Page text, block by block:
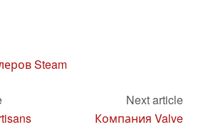
Steam
Next article
Компания Valve